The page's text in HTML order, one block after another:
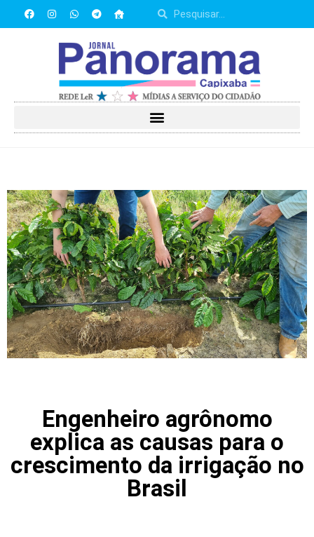
Engenheiro agrônomo
explica as causas para o
crescimento da irrigação no
Brasil